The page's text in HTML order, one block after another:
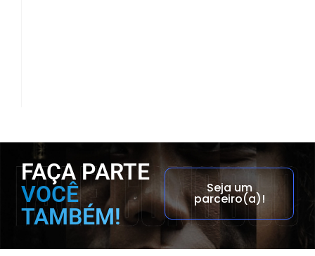
FAÇA PARTE
VOCÊ
TAMBÉM!
Seja um
parceiro(a)!